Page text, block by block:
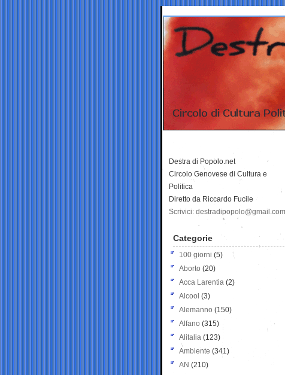
Destra di Popolo.net
Circolo Genovese di Cultura e
Politica
Diretto da Riccardo Fucile
Scrivici: destradipopolo@gmail.com
Categorie
100 giorni (5)
Aborto (20)
Acca Larentia (2)
Alcool (3)
Alemanno (150)
Alfano (315)
Alitalia (123)
Ambiente (341)
AN (210)